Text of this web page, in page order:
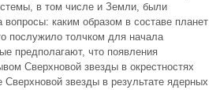
в том числе и Земли, были
каким образом в составе планет
послужило толчком для начала
предполагают, что появления
Сверхновой звезды в окрестностях
звезды в результате ядерных